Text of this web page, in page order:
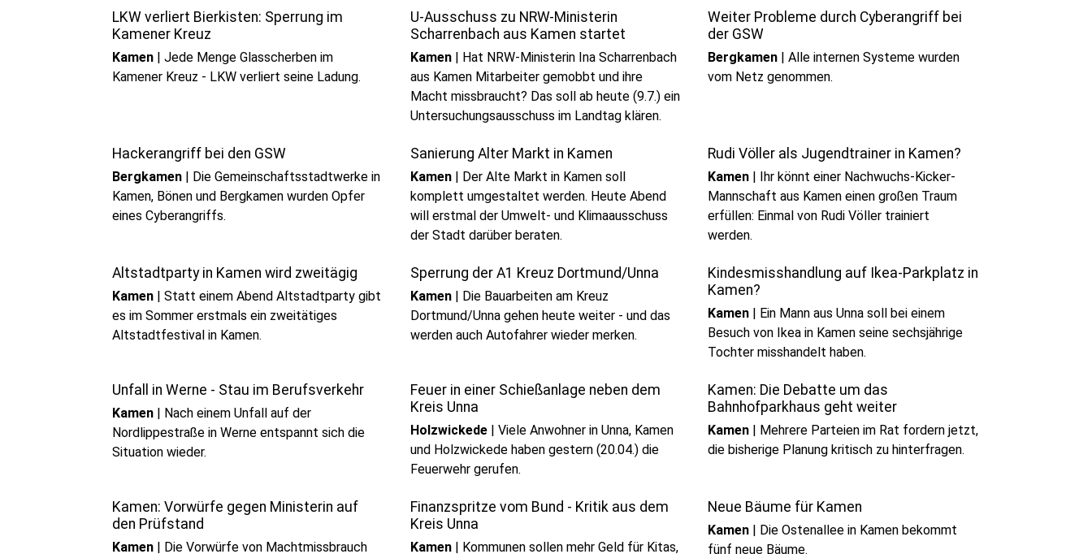
LKW verliert Bierkisten: Sperrung im
Kamener Kreuz
Kamen | Jede Menge Glasscherben im
Kamener Kreuz - LKW verliert seine Ladung.
U-Ausschuss zu NRW-Ministerin
Scharrenbach aus Kamen startet
Kamen| Hat NRW-Ministerin Ina Scharrenbach
aus Kamen Mitarbeiter gemobbt und ihre
Macht missbraucht? Das soll ab heute (9.7.) ein
Untersuchungsausschuss im Landtag klären.
Weiter Probleme durch Cyberangriff bei
der GSW
Bergkamen |Alle internen Systeme wurden
vom Netz genommen.
Hackerangriff bei den GSW
Bergkamen | Die Gemeinschaftsstadtwerke in
Kamen, Bönen und Bergkamen wurden Opfer
eines Cyberangriffs.
Sanierung Alter Markt in Kamen
Kamen| Der Alte Markt in Kamen soll
komplett umgestaltet werden. Heute Abend
will erstmal der Umwelt- und Klimaausschuss
der Stadt darüber beraten.
Rudi Völler als Jugendtrainer in Kamen?
Kamen | Ihr könnt einer Nachwuchs-Kicker-
Mannschaft aus Kamen einen großen Traum
erfüllen: Einmal von Rudi Völler trainiert
werden.
Altstadtparty in Kamen wird zweitägig
Kamen | Statt einem Abend Altstadtparty gibt
es im Sommer erstmals ein zweitätiges
Altstadtfestival in Kamen.
Sperrung der A1 Kreuz Dortmund/Unna
Kamen| Die Bauarbeiten am Kreuz
Dortmund/Unna gehen heute weiter - und das
werden auch Autofahrer wieder merken.
Kindesmisshandlung auf Ikea-Parkplatz in
Kamen?
Kamen | Ein Mann aus Unna soll bei einem
Besuch von Ikea in Kamen seine sechsjährige
Tochter misshandelt haben.
Unfall in Werne - Stau im Berufsverkehr
Kamen | Nach einem Unfall auf der
Nordlippestraße in Werne entspannt sich die
Situation wieder.
Feuer in einer Schießanlage neben dem
Kreis Unna
Holzwickede| Viele Anwohner in Unna, Kamen
und Holzwickede haben gestern (20.04.) die
Feuerwehr gerufen.
Kamen: Die Debatte um das
Bahnhofparkhaus geht weiter
Kamen | Mehrere Parteien im Rat fordern jetzt,
die bisherige Planung kritisch zu hinterfragen.
Kamen: Vorwürfe gegen Ministerin auf
den Prüfstand
Kamen | Die Vorwürfe von Machtmissbrauch
Finanzspritze vom Bund - Kritik aus dem
Kreis Unna
Kamen| Kommunen sollen mehr Geld für Kitas,
Neue Bäume für Kamen
Kamen | Die Ostenallee in Kamen bekommt
fünf neue Bäume.